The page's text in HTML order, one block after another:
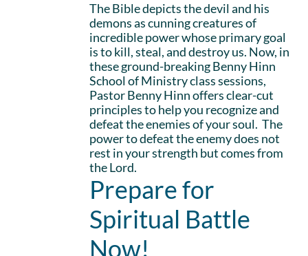
The Bible depicts the devil and his
demons as cunning creatures of
incredible power whose primary goal
is to kill, steal, and destroy us. Now, in
these ground-breaking Benny Hinn
School of Ministry class sessions,
Pastor Benny Hinn offers clear-cut
principles to help you recognize and
defeat the enemies of your soul. The
power to defeat the enemy does not
rest in your strength but comes from
the Lord.
Prepare for
Spiritual Battle
Now!